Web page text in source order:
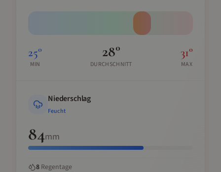
25°
MIN
28°
DURCHSCHNITT
31°
MAX
Niederschlag
Feucht
84mm
8 Regentage